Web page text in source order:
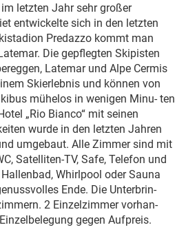
letzten Jahr sehr großer
entwickelte sich in den letzten
Predazzo kommt man
Die gepflegten Skipisten
Latemar und Alpe Cermis
Skierlebnis und können von
mühelos in wenigen Minu- ten
„Rio Bianco“ mit seinen
wurde in den letzten Jahren
umgebaut. Alle Zimmer sind mit
Satelliten-TV, Safe, Telefon und
Whirlpool oder Sauna
Ende. Die Unterbrin-
2 Einzelzimmer vorhan-
gegen Aufpreis.